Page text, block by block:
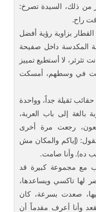
من ذلك، السيدة تصرخ:
راح.
بزاوية رؤية أفضل
المكدسة داخل صفيحة
تثرثر، لا أستطيع تمييز
في وسطهم، أمسكت
ثقيلة جداً، وواحدة
بالغة إلى باب العربة،
رجعت مرة أخرى
(إياكم والمكان مش
ده). وأنا صامت.
مع مجموعة كبيرة قد
تاكسي ويساعدها،
صعدت بسرعة، كان
وأنا أعرف مقدماً أن